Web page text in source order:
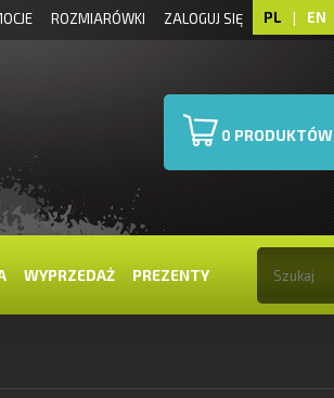
PL | EN
ZALOGUJ SIĘ
ROZMIARÓWKI
0 PRODUKTÓW
WYPRZEDAŻ PREZENTY